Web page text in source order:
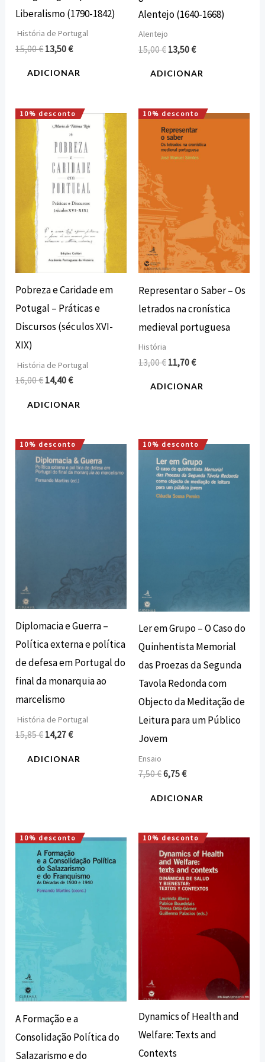
Liberalismo (1790-1842)
História de Portugal
15,00€ 13,50€
ADICIONAR
Alentejo (1640-1668)
Alentejo
15,00€ 13,50€
ADICIONAR
10% desconto
Pobreza e Caridade em
Potugal – Práticas e
Discursos (séculos XVI-
XIX)
História de Portugal
16,00€
O
preço
original
era:
16,00 €.
14,40€
O
preço
atual
é:
14,40 €.
ADICIONAR
10% desconto
Representar o Saber – Os
letrados na cronística
medieval portuguesa
História
13,00€
O
preço
original
era:
13,00 €.
11,70€
O
preço
atual
é:
11,70 €.
ADICIONAR
10% desconto
Diplomacia e Guerra –
Política externa e política
de defesa em Portugal do
final da monarquia ao
marcelismo
História de Portugal
15,85€
O
preço
original
era:
14,27€
O
preço
atual
é:
ADICIONAR
10% desconto
Ler em Grupo – O Caso do
Quinhentista Memorial
das Proezas da Segunda
Tavola Redonda com
Objecto da Meditação de
Leitura para um Público
Jovem
Ensaio
7,50€
O
preço
original
era:
7,50 €.
6,75€
O
preço
atual
é:
6,75 €.
ADICIONAR
10% desconto
A Formação e a
Consolidação Política do
Salazarismo e do
O
preço
original
era:
17,00 €.
O
preço
atual
é:
15,30 €.
10% desconto
Dynamics of Health and
Welfare: Texts and
Contexts
O
preço
original
era:
12,60 €.
O
preço
atual
é:
11,34 €.